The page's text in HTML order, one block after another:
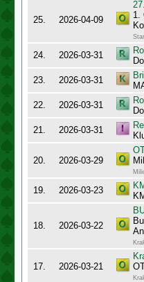
25. 2026-04-09
1.
24. 2026-03-31
23.
2026-03-31
22.
2026-03-31
21.
2026-03-31
20. 2026-03-29
19. 2026-03-23
18. 2026-03-22
17. 2026-03-21